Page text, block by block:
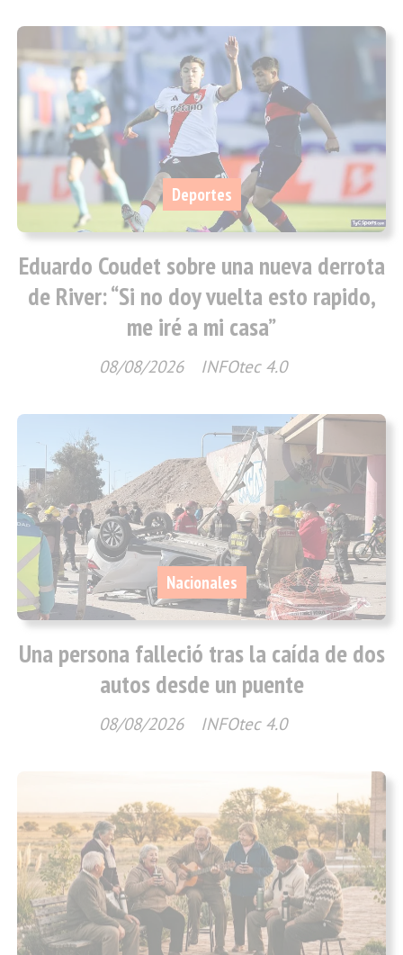
Eduardo Coudet sobre una nueva derrota
de River: “Si no doy vuelta esto rapido,
me iré a mi casa”
INFOtec 4.0
Deportes
08/08/2026
Una persona falleció tras la caída de dos
autos desde un puente
INFOtec 4.0
Nacionales
08/08/2026